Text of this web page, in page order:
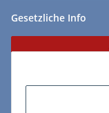
Gesetzliche Info